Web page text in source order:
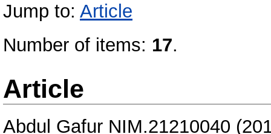
Jump to: Article
Number of items: 17.
Article
Abdul Gafur NIM.21210040